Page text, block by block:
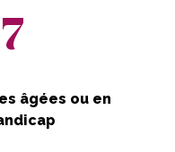
âgées ou en